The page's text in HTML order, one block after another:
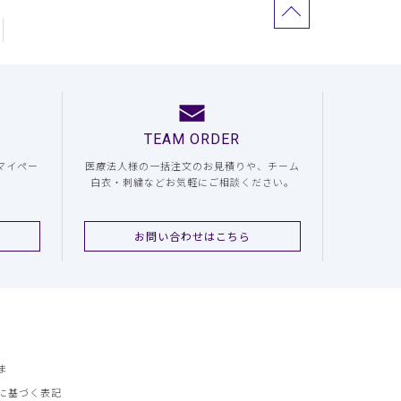
イペー
TEAM ORDER
医療法人様の一括注文のお見積りや、チーム
白衣・刺繍などお気軽にご相談ください。
お問い合わせはこちら
基づく表記